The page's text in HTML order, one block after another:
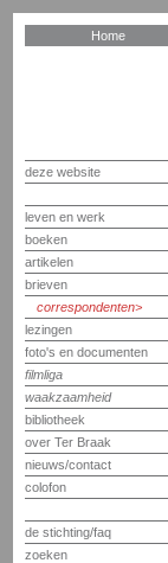
Home
deze website
leven en werk
boeken
artikelen
brieven
correspondenten
lezingen
foto's en documenten
filmliga
waakzaamheid
bibliotheek
over Ter Braak
nieuws/contact
colofon
de stichting/faq
zoeken